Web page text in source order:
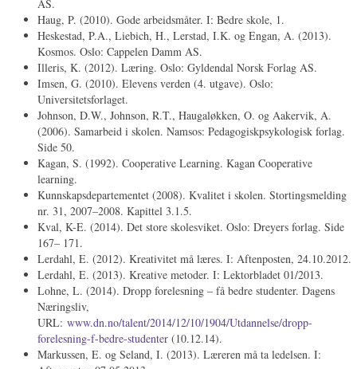
AS.
Haug, P. (2010). Gode arbeidsmåter. I: Bedre skole, 1.
Heskestad, P.A., Liebich, H., Lerstad, I.K. og Engan, A. (2013).
Kosmos. Oslo: Cappelen Damm AS.
Illeris, K. (2012). Læring. Oslo: Gyldendal Norsk Forlag AS.
Imsen, G. (2010). Elevens verden (4. utgave). Oslo:
Universitetsforlaget.
Johnson, D.W., Johnson, R.T., Haugaløkken, O. og Aakervik, A.
(2006). Samarbeid i skolen. Namsos: Pedagogiskpsykologisk forlag.
Side 50.
Kagan, S. (1992). Cooperative Learning. Kagan Cooperative
learning.
Kunnskapsdepartementet (2008). Kvalitet i skolen. Stortingsmelding
nr. 31, 2007–2008. Kapittel 3.1.5.
Kval, K-E. (2014). Det store skolesviket. Oslo: Dreyers forlag. Side
167– 171.
Lerdahl, E. (2012). Kreativitet må læres. I: Aftenposten, 24.10.2012.
Lerdahl, E. (2013). Kreative metoder. I: Lektorbladet 01/2013.
Lohne, L. (2014). Dropp forelesning – få bedre studenter. Dagens
Næringsliv,
URL: www.dn.no/talent/2014/12/10/1904/Utdannelse/dropp-
forelesning-f-bedre-studenter (10.12.14).
Markussen, E. og Seland, I. (2013). Læreren må ta ledelsen. I: